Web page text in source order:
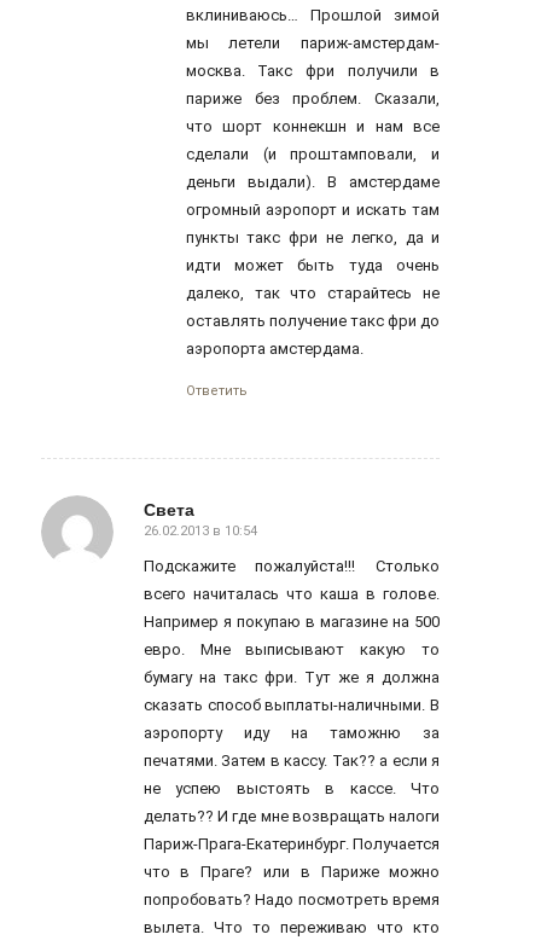
вклиниваюсь… Прошлой зимой
мы летели париж-амстердам-
москва. Такс фри получили в
париже без проблем. Сказали,
что шорт коннекшн и нам все
сделали (и проштамповали, и
деньги выдали). В амстердаме
огромный аэропорт и искать там
пункты такс фри не легко, да и
идти может быть туда очень
далеко, так что старайтесь не
оставлять получение такс фри до
аэропорта амстердама.
Ответить
Света
говорит:
26.02.2013 в 10:54
Подскажите пожалуйста!!! Столько
всего начиталась что каша в голове.
Например я покупаю в магазине на 500
евро. Мне выписывают какую то
бумагу на такс фри. Тут же я должна
сказать способ выплаты-наличными. В
аэропорту иду на таможню за
печатями. Затем в кассу. Так?? а если я
не успею выстоять в кассе. Что
делать?? И где мне возвращать налоги
Париж-Прага-Екатеринбург. Получается
что в Праге? или в Париже можно
попробовать? Надо посмотреть время
вылета. Что то переживаю что кто